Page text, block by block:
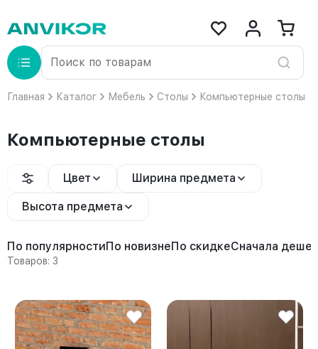
Главная Каталог Мебель Столы Компьютерные столы
Компьютерные столы
Цвет Ширина предмета
Высота предмета
По популярностиПо новизнеПо скидкеСначала
Товаров: 3